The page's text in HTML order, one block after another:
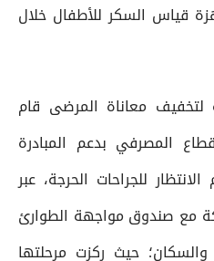
قياس السكر للأطفال خلال
لتخفيف معاناة المرضى قام
المصرفي بدعم المبادرة
للجراحات الحرجة، عبر
مع صندوق مواجهة الطوارئ
والسكان؛ حيث ركزت مرحلتها